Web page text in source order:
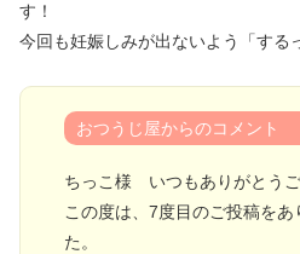
す！
今回も妊娠しみが出ないよう「する
おつうじ屋からのコメント
ちっこ様 いつもありがとうご
この度は、7度目のご投稿をあ
た。